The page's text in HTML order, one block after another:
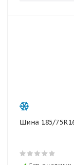
Шина 185/